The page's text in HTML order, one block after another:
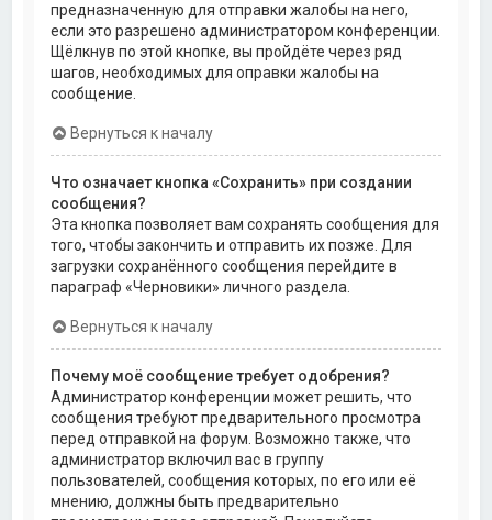
предназначенную для отправки жалобы на него,
если это разрешено администратором конференции.
Щёлкнув по этой кнопке, вы пройдёте через ряд
шагов, необходимых для оправки жалобы на
сообщение.
Вернуться к началу
Что означает кнопка «Сохранить» при создании
сообщения?
Эта кнопка позволяет вам сохранять сообщения для
того, чтобы закончить и отправить их позже. Для
загрузки сохранённого сообщения перейдите в
параграф «Черновики» личного раздела.
Вернуться к началу
Почему моё сообщение требует одобрения?
Администратор конференции может решить, что
сообщения требуют предварительного просмотра
перед отправкой на форум. Возможно также, что
администратор включил вас в группу
пользователей, сообщения которых, по его или её
мнению, должны быть предварительно